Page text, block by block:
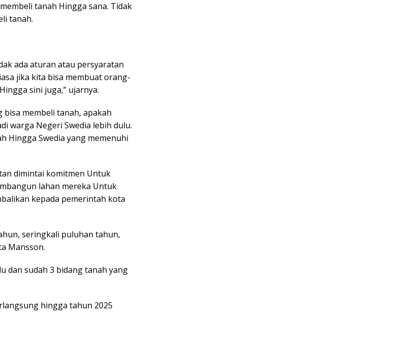
tanah Hingga sana. Tidak
tanah.
ada aturan atau persyaratan
jika kita bisa membuat orang-
sini juga,” ujarnya.
membeli tanah, apakah
warga Negeri Swedia lebih dulu.
Hingga Swedia yang memenuhi
dimintai komitmen Untuk
lahan mereka Untuk
kepada pemerintah kota
seringkali puluhan tahun,
Mansson.
dan sudah 3 bidang tanah yang
hingga tahun 2025